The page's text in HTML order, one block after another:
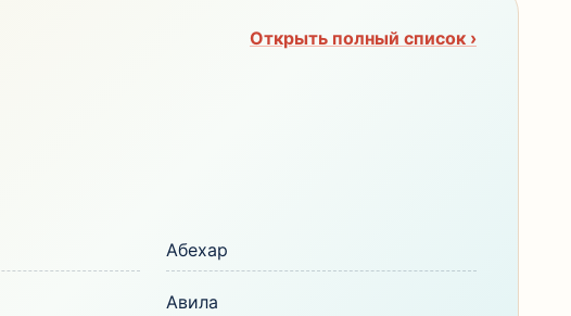
Открыть полный список ›
Абехар
Авила